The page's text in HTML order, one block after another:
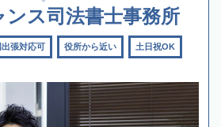
ス司法書士事務所
出張対応可 役所から近い 土日祝OK